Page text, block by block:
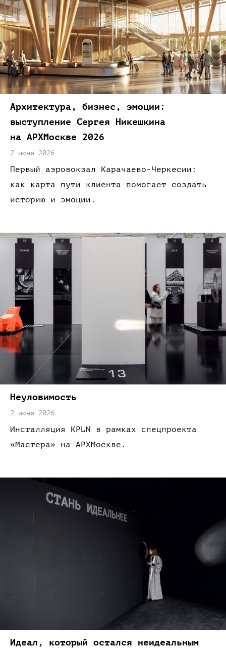
Архитектура, бизнес,
эмоции:
выступление Сергея Никешкина
на АРХМоскве 2026
2 июня 2026
Первый аэровокзал Карачаево-Черкесии:
как карта пути клиента помогает создать
историю и эмоции.
Неуловимость
2 июня 2026
Инсталляция KPLN в рамках спецпроекта
«Мастера»
на АРХМоскве.
Идеал, который остался неидеальным